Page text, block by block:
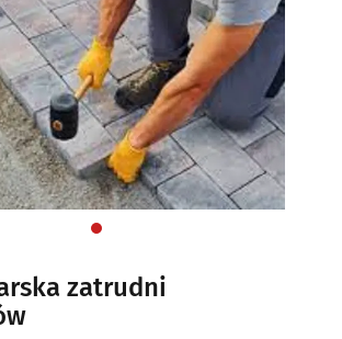
zatrudni